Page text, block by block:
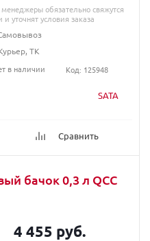
SATA
Сравнить
обязательно свяжутся
и уточнят условия заказа
ТК
в наличии
Код: 125948
бачок 0,3 л QCC
4 455 руб.